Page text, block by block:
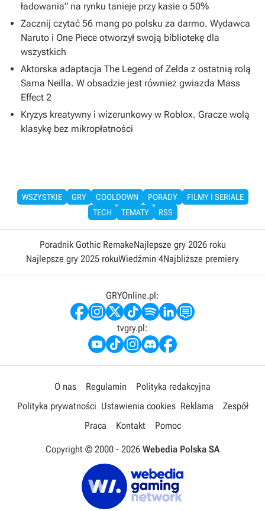
ładowania” na rynku tanieje przy kasie o 50%
Zacznij czytać 56 mang po polsku za darmo. Wydawca
Naruto i One Piece otworzył swoją bibliotekę dla
wszystkich
Aktorska adaptacja The Legend of Zelda z ostatnią rolą
Sama Neilla. W obsadzie jest również gwiazda Mass
Effect 2
Kryzys kreatywny i wizerunkowy w Roblox. Gracze wolą
klasykę bez mikropłatności
WSZYSTKIE GRY COOLDOWN PORADY
FILMY I SERIALE
TECH
TEMATY RSS
Poradnik Gothic RemakeNajlepsze gry 2026 roku
Najlepsze gry 2025 rokuWiedźmin 4Najbliższe premiery
GRYOnline.pl:
tvgry.pl:
O nas Regulamin
Polityka redakcyjna
Polityka prywatności Ustawienia cookies Reklama
Zespół
Praca
Kontakt Pomoc
Copyright © 2000 - 2026 Webedia Polska SA